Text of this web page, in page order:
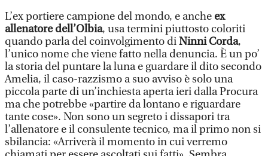
L’ex portiere campione del mondo, e anche ex
allenatore dell’Olbia, usa termini piuttosto coloriti
quando parla del coinvolgimento diNinni Corda,
l’unico nome che viene fatto nella denuncia. È un po’
la storia del puntare la luna e guardare il dito secondo
Amelia, il caso-razzismo a suo avviso è solo una
piccola parte di un’inchiesta aperta ieri dalla Procura
ma che potrebbe «partire da lontano e riguardare
tante cose». Non sono un segreto i dissapori tra
l’allenatore e il consulente tecnico, ma il primo non si
sbilancia: «Arriverà il momento in cui verremo